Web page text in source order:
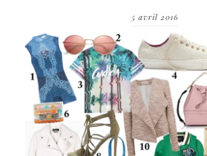
5 avril 2016